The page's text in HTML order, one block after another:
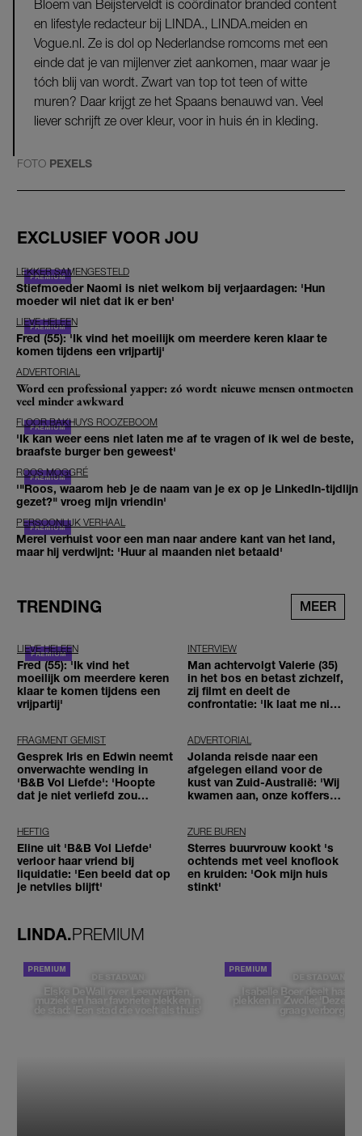
Bloem van Beijsterveldt is coördinator branded content
en lifestyle redacteur bij LINDA., LINDA.meiden en
Vogue.nl. Ze is dol op Nederlandse romcoms met een
einde dat je van mijlenver ziet aankomen, maar waar je
tóch blij van wordt. Zwart van top tot teen of witte
muren? Daar krijgt ze het Spaans benauwd van. Veel
liever schrijft ze over kleur, voor in huis én in kleding.
FOTO PEXELS
EXCLUSIEF VOOR JOU
LEKKER SAMENGESTELD
Stiefmoeder Naomi is niet welkom bij verjaardagen: 'Hun
moeder wil niet dat ik er ben'
LIEVE HELEEN
Fred (55): 'Ik vind het moeilijk om meerdere keren klaar te
komen tijdens een vrijpartij'
ADVERTORIAL
Word een professional yapper: zó wordt nieuwe mensen ontmoeten
veel minder awkward
FLOOR BAKHUYS ROOZEBOOM
'Ik kan weer eens niet laten me af te vragen of ik wel de beste,
braafste burger ben geweest'
ROOS MOGGRÉ
'"Roos, waarom heb je de naam van je ex op je LinkedIn-tijdlijn
gezet?" vroeg mijn vriendin'
PERSOONLIJK VERHAAL
Merel verhuist voor een man naar andere kant van het land,
maar hij verdwijnt: 'Huur al maanden niet betaald'
TRENDING MEER
LIEVE HELEEN
Fred (55): 'Ik vind het
moeilijk om meerdere keren
klaar te komen tijdens een
vrijpartij'
INTERVIEW
Man achtervolgt Valerie (35)
in het bos en betast zichzelf,
zij filmt en deelt de
confrontatie: 'Ik laat me niet
FRAGMENT GEMIST
Gesprek Iris en Edwin neemt
onverwachte wending in
'B&B Vol Liefde': 'Hoopte
dat je niet verliefd zou
ADVERTORIAL
Jolanda reisde naar een
afgelegen eiland voor de
kust van Zuid-Australië: 'Wij
kwamen aan, onze koffers
HEFTIG
Eline uit 'B&B Vol Liefde'
verloor haar vriend bij
liquidatie: 'Een beeld dat op
je netvlies blijft'
ZURE BUREN
Sterres buurvrouw kookt 's
ochtends met veel knoflook
en kruiden: 'Ook mijn huis
stinkt'
LINDA.PREMIUM
DE STAD VAN
Elske DeWall over Leeuwarden,
muziek en haar favoriete plekken in
de stad: 'Een stad die voelt als thuis'
DE STAD VAN
Isabelle Boer deelt haar
plekken in Zwolle: 'Deze
graag verborgen'